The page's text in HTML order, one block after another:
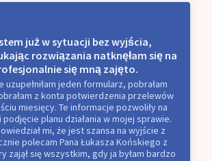
już w sytuacji bez wyjścia,
rozwiązania natknęłam się na
się mną zajęto.
uzupełniłam jeden formularz, pobrałam
z konta potwierdzenia przelewów
miesięcy. Te informacje pozwoliły na
planu działania w mojej sprawie.
mi, że jest szansa na wyjście z
polecam Pana Łukasza Końskiego z
zajął się wszystkim, gdy ja byłam bardzo